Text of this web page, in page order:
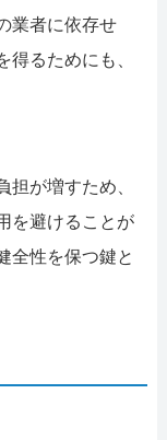
業者に依存せ
るためにも、
が増すため、
を避けることが
全性を保つ鍵と